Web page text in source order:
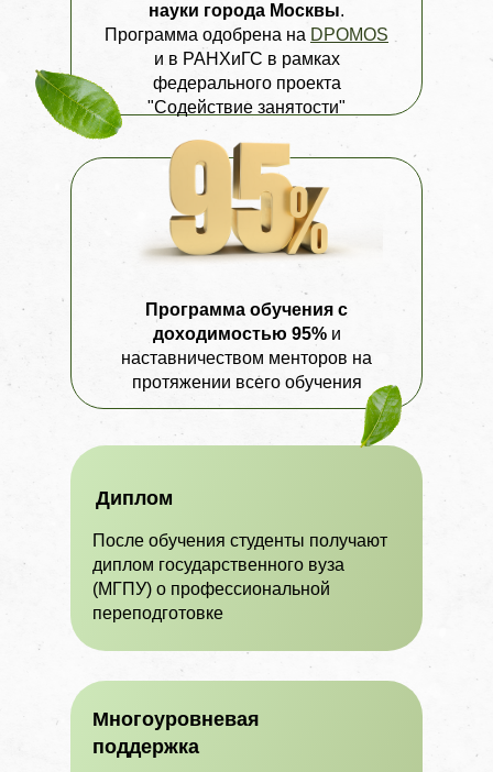
Многоуровневая
поддержка
Диплом
После обучения студенты получают
диплом государственного вуза
(МГПУ) о профессиональной
переподготовке
науки города Москвы.
Программа одобрена на DPOMOS
и в РАНХиГС в рамках
федерального проекта
"Содействие занятости"
Программа обучения с
доходимостью 95%и
наставничеством менторов на
протяжении всего обучения